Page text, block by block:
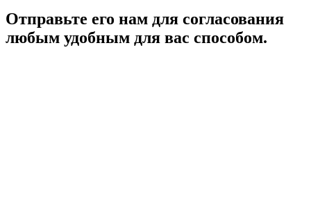
Отправьте его нам для согласования
любым удобным для вас способом.